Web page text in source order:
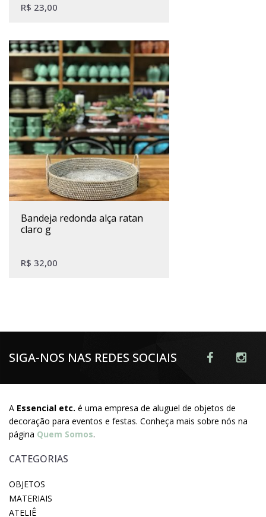
R$ 23,00
bandeja redonda alça ratan
claro g
R$ 32,00
SIGA-NOS NAS REDES SOCIAIS
A Essencial etc. é uma empresa de aluguel de objetos de
decoração para eventos e festas. Conheça mais sobre nós na
página Quem Somos.
CATEGORIAS
OBJETOS
MATERIAIS
ATELIÊ